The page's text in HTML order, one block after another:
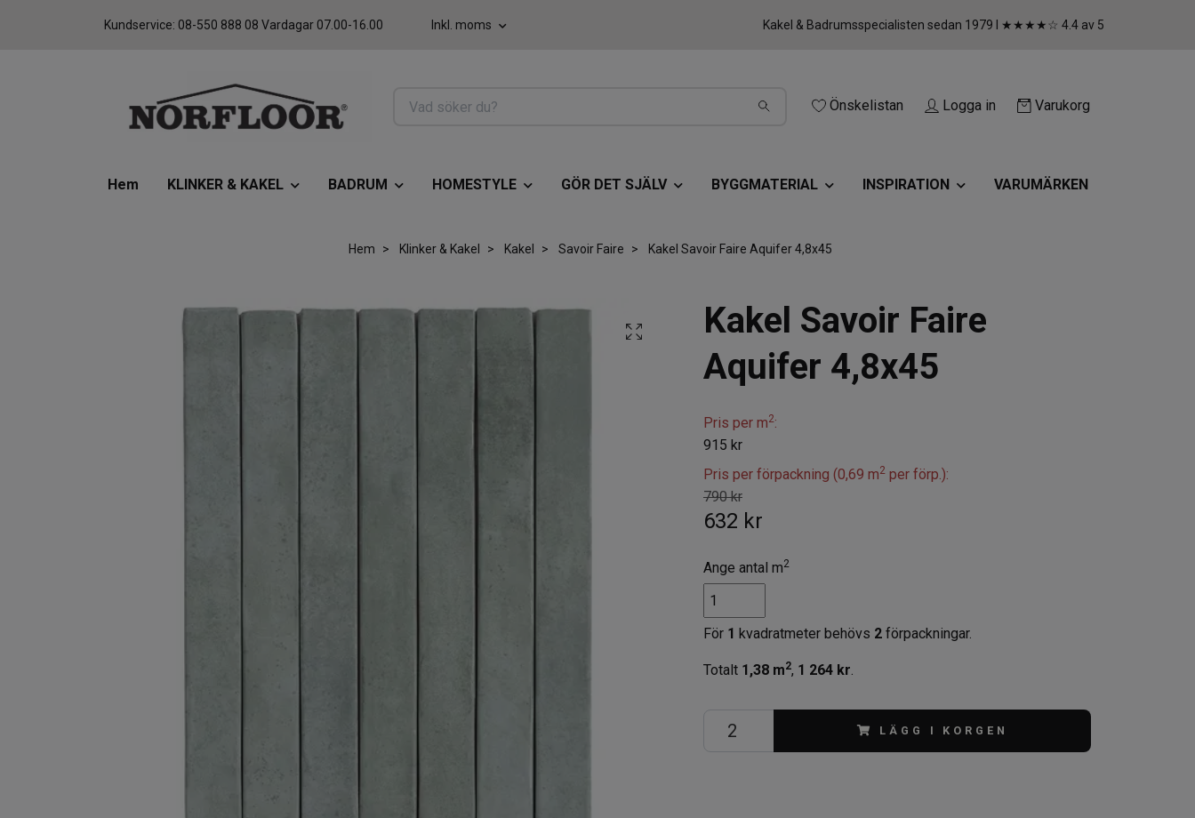
Kundservice: 08-550 888 08 Vardagar 07.00-16.00 Inkl. moms Kakel & Badrumsspecialisten sedan 1979 I ★★★★☆ 4.4 av 5
Önskelistan Logga in Varukorg
Hem KLINKER & KAKEL BADRUM HOMESTYLE GÖR DET SJÄLV BYGGMATERIAL INSPIRATION VARUMÄRKEN
Hem Klinker & Kakel Kakel Savoir Faire Kakel Savoir Faire Aquifer 4,8x45
Kakel Savoir Faire
Aquifer 4,8x45
Pris per m2:
915 kr
Pris per förpackning (0,69 m2per förp.):
790 kr
632 kr
Ange antal m2
För 1 kvadratmeter behövs 2förpackningar.
Totalt 1,38m2, 1 264 kr.
LÄGG I KORGEN